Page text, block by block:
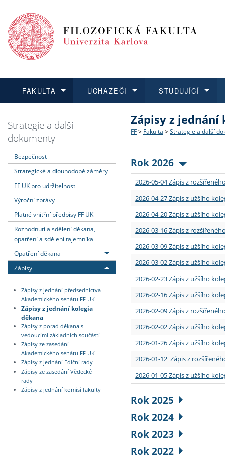
FAKULTA
Dozvědět se více
Struktura a historie
Strategie a další
Podpora a benefity pro
Absolventi fakulty
UCHAZEČI
Podat přihlášku
Co studovat a jak se
Učitelské studijní
Informace k průběhu
STUDUJÍCÍ
Dozvědět se více
Bakalářské a magisterské
Doktorské studium
Rigorózní řízení
Dozvědět se více
O vědě a výzkumu na FF
Akademické kvalifikace
Granty a projekty
Dozvědět se více
Aktuální nabídky a
Vyjíždějící studenti
Přijíždějící studenti
Vyjíždějící zaměstnanci
Strategie a další
dokumenty
Bezpečnost
Strategické a dlouhodobé záměry
FF UK pro udržitelnost
Výroční zprávy
Platné vnitřní předpisy FF UK
Rozhodnutí a sdělení děkana,
opatření a sdělení tajemníka
Opatření děkana
Zápisy
Zápisy z jednání předsednictva
Akademického senátu FF UK
Zápisy z jednání kolegia
děkana
Zápisy z porad děkana s
vedoucími základních součástí
Zápisy ze zasedání
Akademického senátu FF UK
Zápisy z jednání Ediční rady
Zápisy ze zasedání Vědecké
rady
Zápisy z jednání komisí fakulty
Zápisy z jednání
FF > Fakulta > Strategie a další
Rok 2026
2026-05-04 Zápis z
2026-04-27 Zápis z užšího
2026-04-20 Zápis z užšího
2026-03-16 Zápis z
2026-03-09 Zápis z užšího
2026-03-02 Zápis z užšího
2026-02-23 Zápis z užšího
2026-02-16 Zápis z užšího
2026-02-09 Zápis z
2026-02-02 Zápis z užšího
2026-01-26 Zápis z užšího
2026-01-12 Zápis z
2026-01-05 Zápis z užšího
Rok 2025
Rok 2024
Rok 2023
Rok 2022